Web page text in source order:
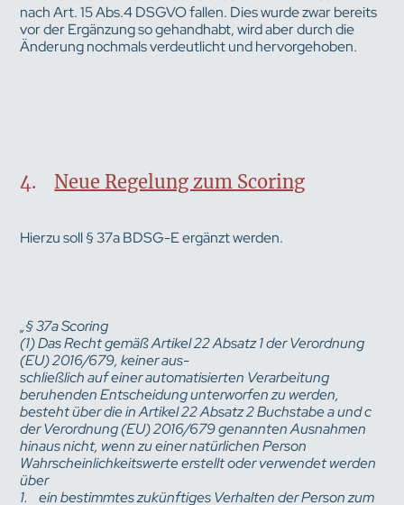
nach Art. 15 Abs.4 DSGVO fallen. Dies wurde zwar bereits
vor der Ergänzung so gehandhabt, wird aber durch die
Änderung nochmals verdeutlicht und hervorgehoben.
4. Neue Regelung zum Scoring
Hierzu soll § 37a BDSG-E ergänzt werden.
„§ 37a Scoring
(1) Das Recht gemäß Artikel 22 Absatz 1 der Verordnung
(EU) 2016/679, keiner aus-
schließlich auf einer automatisierten Verarbeitung
beruhenden Entscheidung unterworfen zu werden,
besteht über die in Artikel 22 Absatz 2 Buchstabe a und c
der Verordnung (EU) 2016/679 genannten Ausnahmen
hinaus nicht, wenn zu einer natürlichen Person
Wahrscheinlichkeitswerte erstellt oder verwendet werden
über
1. ein bestimmtes zukünftiges Verhalten der Person zum